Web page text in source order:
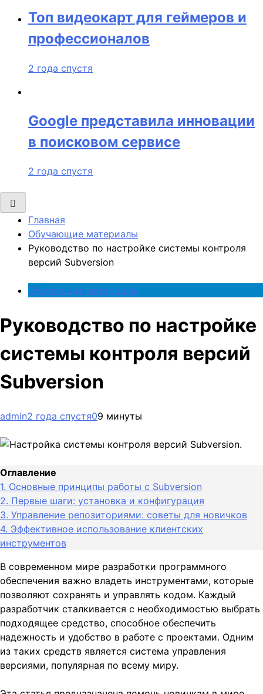
Топ видеокарт для геймеров и
профессионалов
2 года спустя
Google представила инновации
в поисковом сервисе
2 года спустя
Главная
Обучающие материалы
Руководство по настройке системы контроля
версий Subversion
Обучающие материалы
Руководство по настройке
системы контроля версий
Subversion
admin2 года спустя09 минуты
Оглавление
1. Основные принципы работы с Subversion
2. Первые шаги: установка и конфигурация
3. Управление репозиториями: советы для новичков
4. Эффективное использование клиентских
инструментов
В современном мире разработки программного
обеспечения важно владеть инструментами, которые
позволяют сохранять и управлять кодом. Каждый
разработчик сталкивается с необходимостью выбрать
подходящее средство, способное обеспечить
надежность и удобство в работе с проектами. Одним
из таких средств является система управления
версиями, популярная по всему миру.